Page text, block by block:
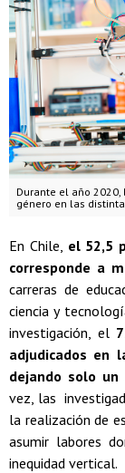
Durante el año
género en las
En Chile, el 52,5
corresponde a
carreras de
ciencia y
investigación, el
adjudicados en
dejando solo
vez, las
la realización de
asumir labores
inequidad vertical.